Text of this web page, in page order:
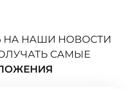
НАШИ НОВОСТИ
САМЫЕ